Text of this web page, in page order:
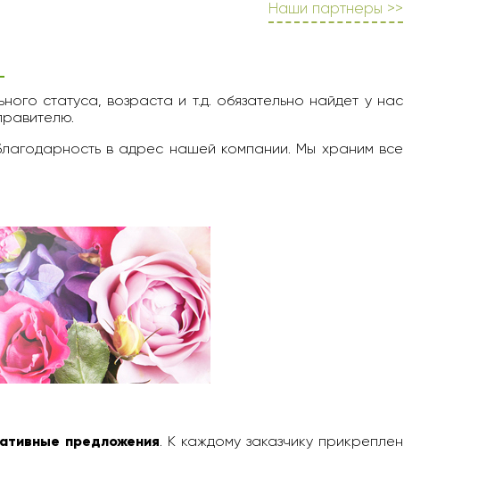
Наши партнеры >>
статуса, возраста и т.д. обязательно найдет у нас
в адрес нашей компании. Мы храним все
предложения. К каждому заказчику прикреплен